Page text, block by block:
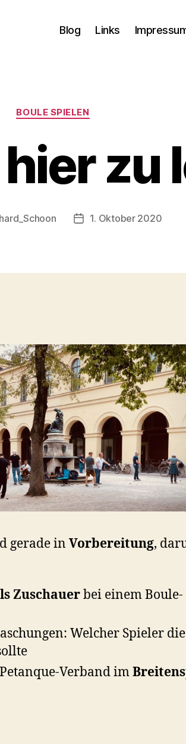
Blog Links
Kategorien
BOULE SPIELEN
zu
Veröffentlichungsdatum
1. Oktober 2020
gerade in Vorbereitung,
Zuschauerbei einem Boule-
Welcher Spieler die
Verband im